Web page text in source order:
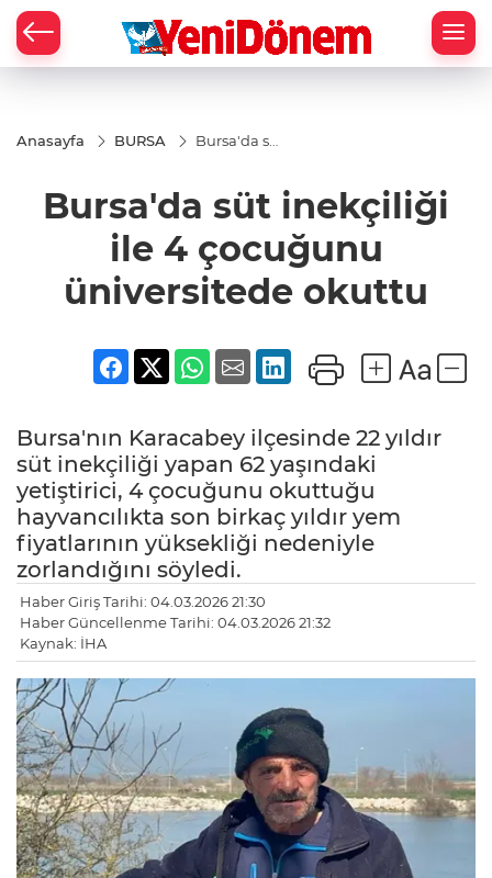
Anasayfa BURSA
Bursa'da süt
üniversitede
okuttu
Bursa'da süt inekçiliği
ile 4 çocuğunu
üniversitede okuttu
Bursa'nın Karacabey ilçesinde 22 yıldır
süt inekçiliği yapan 62 yaşındaki
yetiştirici, 4 çocuğunu okuttuğu
hayvancılıkta son birkaç yıldır yem
fiyatlarının yüksekliği nedeniyle
zorlandığını söyledi.
Haber Giriş Tarihi: 04.03.2026 21:30
Haber Güncellenme Tarihi: 04.03.2026 21:32
Kaynak: İHA